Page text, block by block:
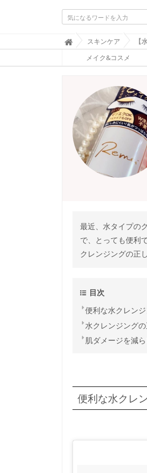
ふ
ぉ
ち
O
R
T
U
N
スキンケア
メイク&コスメ
最近、水タイプの
で、とっても便利
クレンジングの正
目次
便利な水クレン
水クレンジング
肌ダメージを減
便利な水クレ